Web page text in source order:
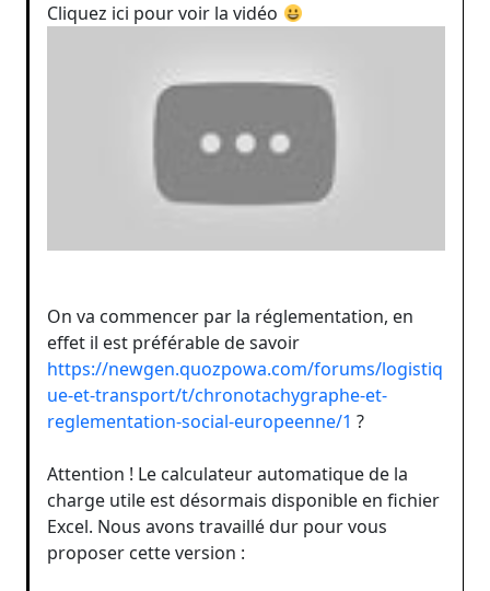
Cliquez ici pour voir la vidéo
On va commencer par la réglementation, en
effet il est préférable de savoir
https://newgen.quozpowa.com/forums/logistiq
ue-et-transport/t/chronotachygraphe-et-
reglementation-social-europeenne/1 ?
Attention ! Le calculateur automatique de la
charge utile est désormais disponible en fichier
Excel. Nous avons travaillé dur pour vous
proposer cette version :